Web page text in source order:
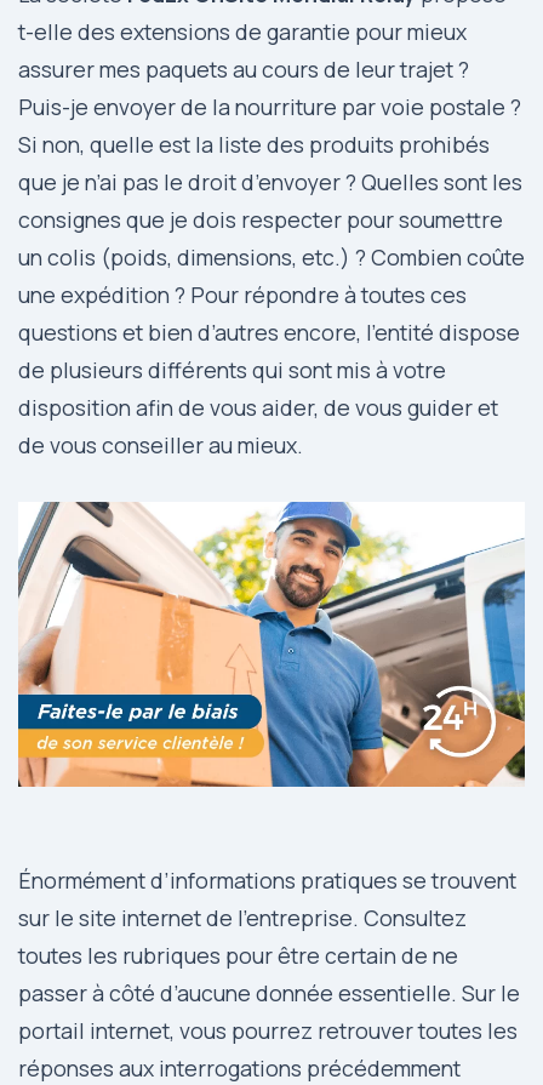
t-elle des extensions de garantie pour mieux
assurer mes paquets au cours de leur trajet ?
Puis-je envoyer de la nourriture par voie postale ?
Si non, quelle est la liste des produits prohibés
que je n’ai pas le droit d’envoyer ? Quelles sont les
consignes que je dois respecter pour soumettre
un colis (poids, dimensions, etc.) ? Combien coûte
une expédition ? Pour répondre à toutes ces
questions et bien d’autres encore, l’entité dispose
de plusieurs différents qui sont mis à votre
disposition afin de vous aider, de vous guider et
de vous conseiller au mieux.
Énormément d’informations pratiques se trouvent
sur le site internet de l’entreprise. Consultez
toutes les rubriques pour être certain de ne
passer à côté d’aucune donnée essentielle. Sur le
portail internet, vous pourrez retrouver toutes les
réponses aux interrogations précédemment